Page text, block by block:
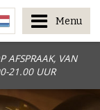
AFSPRAAK, VAN
21.00 UUR
Menu